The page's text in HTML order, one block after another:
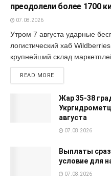
преодолели более 1700
07.08.2026
Утром 7 августа ударные
логистический хаб
крупнейший склад
READ MORE
Жар 35-38
августа
07.08.2026
Выплаты
условие для
07.08.2026